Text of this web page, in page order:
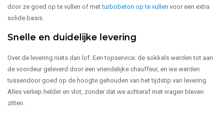
door ze goed op te vullen of metturbobeton op te vullen voor een extra
solide basis.
Snelle en duidelijke levering
Over de levering niets dan lof. Een topservice: de sokkels werden tot aan
de voordeur geleverd door een vriendelijke chauffeur, en we werden
tussendoor goed op de hoogte gehouden van het tijdstip van levering.
Alles verliep helder en vlot, zonder dat we achteraf met vragen bleven
zitten.